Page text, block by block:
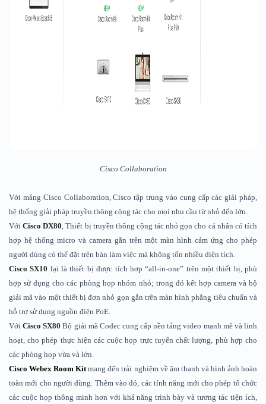
Cisco Collaboration
Với mảng Cisco Collaboration, Cisco tập trung vào cung cấp các giải pháp,
hệ thống giải pháp truyền thông cộng tác cho mọi nhu cầu từ nhỏ đến lớn.
VớiCisco DX80, Thiết bị truyền thông cộng tác nhỏ gọn cho cá nhân có tích
hợp hệ thống micro và camera gắn trên một màn hình cảm ứng cho phép
người dùng có thể đặt trên bàn làm việc mà không tốn nhiều diện tích.
Cisco SX10 lại là thiết bị được tích hơp “all-in-one” trên một thiết bị, phù
hợp sử dụng cho các phòng họp nhóm nhỏ; trong đó kết hợp camera và bộ
giải mã vào một thiết bị đơn nhỏ gọn gắn trên màn hình phẳng tiêu chuẩn và
hỗ trợ sử dụng nguồn điện PoE.
VớiCisco SX80 Bộ giải mã Codec cung cấp nền tảng video mạnh mẽ và linh
hoạt, cho phép thực hiện các cuộc họp trực tuyến chất lượng, phù hợp cho
các phòng họp vừa và lớn.
Cisco Webex Room Kitmang đến trải nghiệm về âm thanh và hình ảnh hoàn
toàn mới cho người dùng. Thêm vào đó, các tính năng mới cho phép tổ chức
các cuộc họp thông minh hơn với khả năng trình bày và tương tác tiện ích,